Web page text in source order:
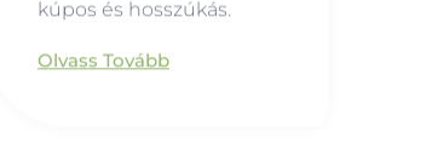
kúpos és hosszúkás.
Olvass Tovább